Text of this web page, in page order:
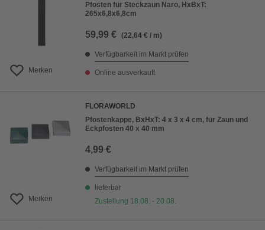
Merken
Pfosten für Steckzaun Naro, HxBxT:
265x6,8x6,8cm
59,99 € (22,64 € / m)
Verfügbarkeit im Markt prüfen
Online ausverkauft
Merken
FLORAWORLD
Pfostenkappe, BxHxT: 4 x 3 x 4 cm, für Zaun und
Eckpfosten 40 x 40 mm
4,99 €
Verfügbarkeit im Markt prüfen
lieferbar
Zustellung 18.08. - 20.08.